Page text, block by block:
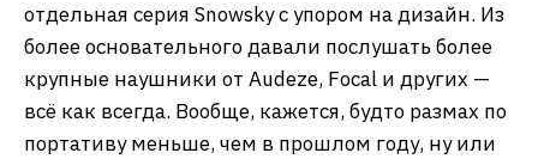
отдельная серия Snowsky с упором на дизайн. Из
более основательного давали послушать более
крупные наушники от Audeze, Focal и других —
всё как всегда. Вообще, кажется, будто размах по
портативу меньше, чем в прошлом году, ну или